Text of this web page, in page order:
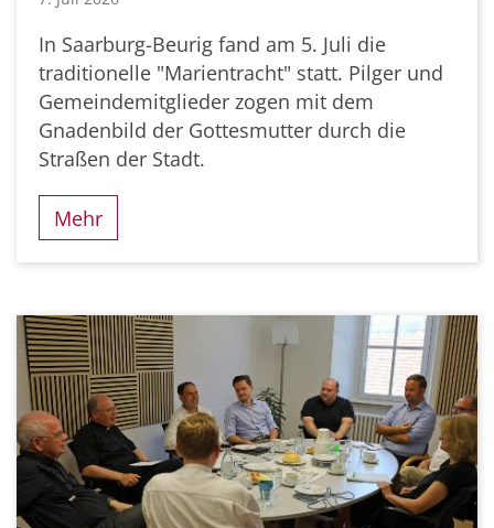
In Saarburg-Beurig fand am 5. Juli die
traditionelle "Marientracht" statt. Pilger und
Gemeindemitglieder zogen mit dem
Gnadenbild der Gottesmutter durch die
Straßen der Stadt.
Mehr